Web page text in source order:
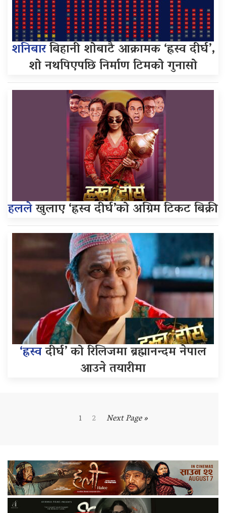
शनिबारबिहानी शोबाटै आक्रामक ‘ह्रस्व दीर्घ’,
शो नथपिएपछि निर्माण टिमको गुनासो
हललेखुलाए ‘ह्रस्व दीर्घ’को अग्रिम टिकट बिक्री
‘ह्रस्वदीर्घ’ को रिलिजमा ब्रह्मानन्दम नेपाल
आउने तयारीमा
1 2 Next Page »